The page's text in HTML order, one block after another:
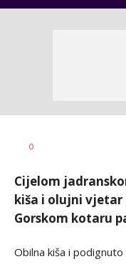
AUTOR
0
Cijelom
kiša i olujni vjetar
Gorskom kotaru
Obilna kiša i